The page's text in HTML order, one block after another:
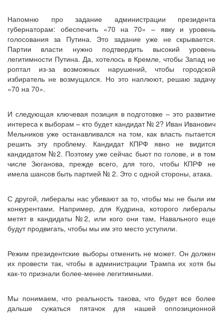
Напомню про задание администрации президента
губернаторам: обеспечить «70 на 70» – явку и уровень
голосования за Путина. Это задание уже не скрывается.
Партии власти нужно подтвердить высокий уровень
легитимности Путина. Да, хотелось в Кремле, чтобы Запад не
роптал из-за возможных нарушений, чтобы городской
избиратель не возмущался. Но это наплюют, решаю задачу
«70 на 70».
И следующая ключевая позиция в подготовке – это развитие
интереса к выборам – кто будет кандидат № 2? Иван Иванович
Мельников уже останавливался на том, как власть пытается
решить эту проблему. Кандидат КПРФ явно не видится
кандидатом №2. Поэтому уже сейчас бьют по голове, и в том
числе Зюганова, прежде всего, для того, чтобы КПРФ не
имела шансов быть партией № 2. Это с одной стороны, атака.
С другой, либералы нас убивают за то, чтобы мы не были им
конкурентами. Например, для Кудрина, которого либералы
метят в кандидаты №2, или кого они там, Навального еще
будут продвигать, чтобы мы им это место уступили.
Режим президентские выборы отменить не может. Он должен
их провести так, чтобы в администрации Трампа их хотя бы
как-то признали более-менее легитимными.
Мы понимаем, что реальность такова, что будет все более
дальше сужаться пятачок для нашей оппозиционной